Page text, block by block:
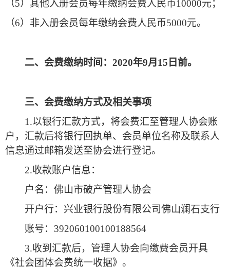
（5）其他入册会员每年缴纳会费人民币10000元；
（6）非入册会员每年缴纳会费人民币5000元。
二、会费缴纳时间： 2020年9月15日前。
三、会费缴纳方式及相关事项
1.以银行汇款方式，将会费汇至管理人协会账
户，汇款后将银行回执单、会员单位名称及联系人
信息通过邮箱发送至协会进行登记。
2.收款账户信息：
户名：佛山市破产管理人协会
开户行：兴业银行股份有限公司佛山澜石支行
账号： 392060100100188564
3.收到汇款后，管理人协会向缴费会员开具
《社会团体会费统一收据》。